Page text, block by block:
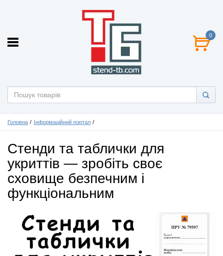
0
Головна Інформаційний портал
Стенди та таблички для
укриттів — зробіть своє
сховище безпечним і
функціональним